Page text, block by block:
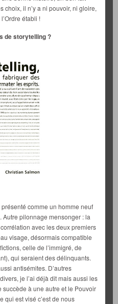
choix, il n’y a ni pouvoir, ni gloire,
établi !
de storytelling ?
comme un homme neuf
pilonnage mensonger : la
avec les deux premiers
visage, désormais compatible
celle de l’immigré, de
qui seraient des délinquants.
antisémites. D’autres
je l’ai déjà dit mais aussi les
à une autre et le Pouvoir
qui est visé c’est de nous